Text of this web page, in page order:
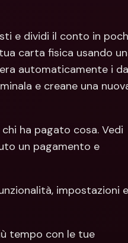
carta fisica usando
automaticamente i
e creane una
ha pagato cosa. Vedi
un pagamento e
impostazioni e
tempo con le tue